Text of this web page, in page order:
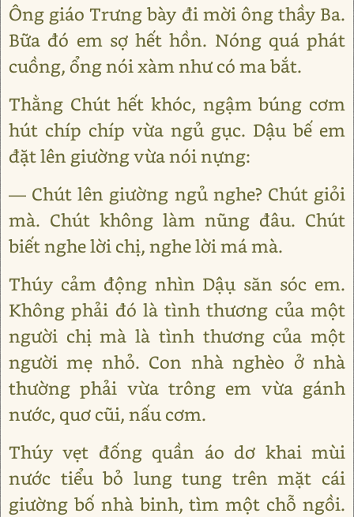
Ông giáo Trưng bày đi mời ông thầy Ba.
Bữa đó em sợ hết hồn. Nóng quá phát
cuồng, ổng nói xàm như có ma bắt.
Thằng Chút hết khóc, ngậm búng cơm
hút chíp chíp vừa ngủ gục. Dậu bế em
đặt lên giường vừa nói nựng:
— Chút lên giường ngủ nghe? Chút giỏi
mà. Chút không làm nũng đâu. Chút
biết nghe lời chị, nghe lời má mà.
Thúy cảm động nhìn Dậụ săn sóc em.
Không phải đó là tình thương của một
người chị mà là tình thương của một
người mẹ nhỏ. Con nhà nghèo ở nhà
thường phải vừa trông em vừa gánh
nước, quơ cũi, nấu cơm.
Thúy vẹt đống quần áo dơ khai mùi
nước tiểu bỏ lung tung trên mặt cái
giường bố nhà binh, tìm một chỗ ngồi.